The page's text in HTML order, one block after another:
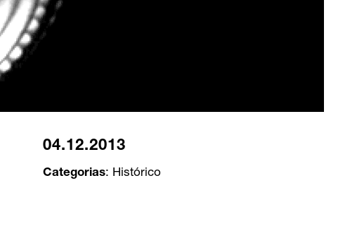
04.12.2013
Categorias: Histórico